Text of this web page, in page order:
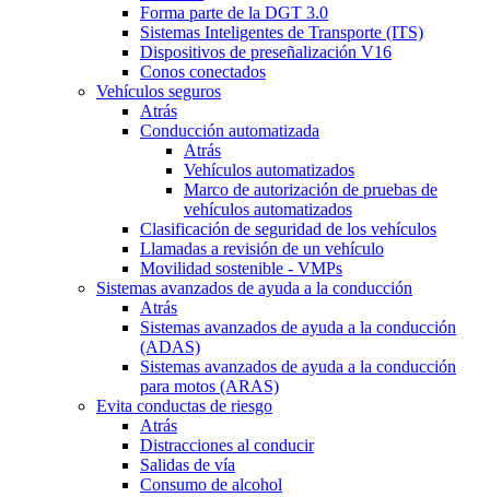
Forma parte de la DGT 3.0
Sistemas Inteligentes de Transporte (ITS)
Dispositivos de preseñalización V16
Conos conectados
Vehículos seguros
Atrás
Conducción automatizada
Atrás
Vehículos automatizados
Marco de autorización de pruebas de
vehículos automatizados
Clasificación de seguridad de los vehículos
Llamadas a revisión de un vehículo
Movilidad sostenible - VMPs
Sistemas avanzados de ayuda a la conducción
Atrás
Sistemas avanzados de ayuda a la conducción
(ADAS)
Sistemas avanzados de ayuda a la conducción
para motos (ARAS)
Evita conductas de riesgo
Atrás
Distracciones al conducir
Salidas de vía
Consumo de alcohol